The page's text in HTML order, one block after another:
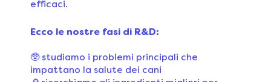
efficaci.
Ecco le nostre fasi di R&D:
🥸 studiamo i problemi principali che
impattano la salute dei cani